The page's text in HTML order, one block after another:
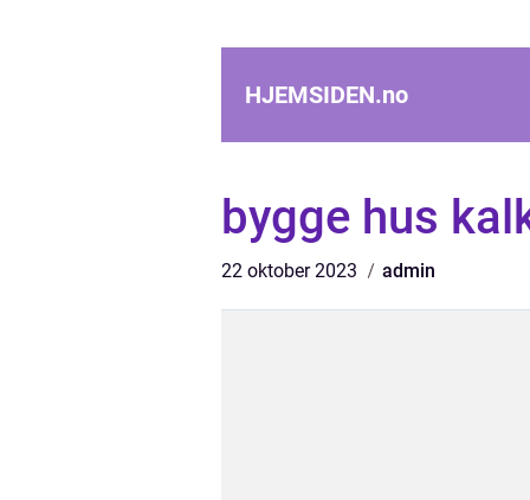
HJEMSIDEN.no
bygge hus
22 oktober 2023 admin